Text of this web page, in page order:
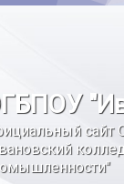
сайт